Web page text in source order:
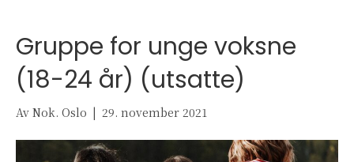
Gruppe for unge voksne
(18-24 år) (utsatte)
Av Nok. Oslo | 29. november 2021